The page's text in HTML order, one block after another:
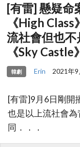
[有雷] 懸疑命
《High
流社會但也
《Sky Castle
韓劇 Erin 2021年
[有雷]9月6日剛開
也是以上流社會
同．．．